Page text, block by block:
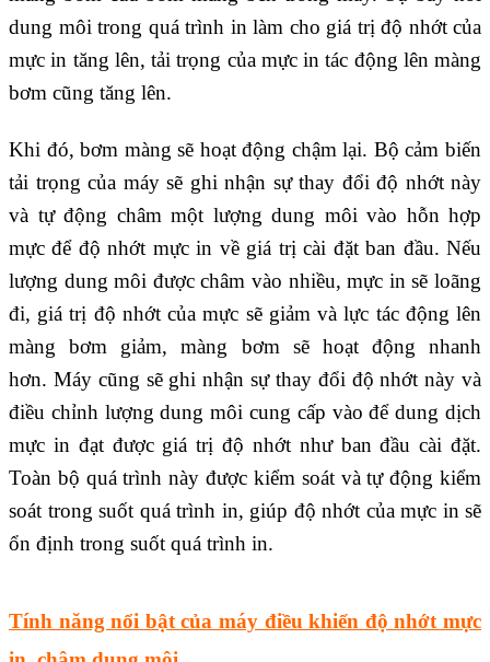
dung môi trong quá trình in làm cho giá trị độ nhớt của
mực in tăng lên, tải trọng của mực in tác động lên màng
bơm cũng tăng lên.
Khi đó, bơm màng sẽ hoạt động chậm lại. Bộ cảm biến
tải trọng của máy sẽ ghi nhận sự thay đổi độ nhớt này
và tự động châm một lượng dung môi vào hỗn hợp
mực để độ nhớt mực in về giá trị cài đặt ban đầu. Nếu
lượng dung môi được châm vào nhiều, mực in sẽ loãng
đi, giá trị độ nhớt của mực sẽ giảm và lực tác động lên
màng bơm giảm, màng bơm sẽ hoạt động nhanh
hơn. Máy cũng sẽ ghi nhận sự thay đổi độ nhớt này và
điều chỉnh lượng dung môi cung cấp vào để dung dịch
mực in đạt được giá trị độ nhớt như ban đầu cài đặt.
Toàn bộ quá trình này được kiểm soát và tự động kiểm
soát trong suốt quá trình in, giúp độ nhớt của mực in sẽ
ổn định trong suốt quá trình in.
Tính năng nổi bật của máy điều khiển độ nhớt mực